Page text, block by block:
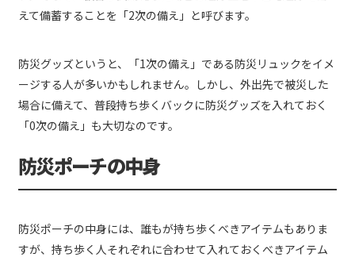
えて備蓄することを「2次の備え」と呼びます。
防災グッズというと、「1次の備え」である防災リュックをイメ
ージする人が多いかもしれません。しかし、外出先で被災した
場合に備えて、普段持ち歩くバックに防災グッズを入れておく
「0次の備え」も大切なのです。
防災ポーチの中身
防災ポーチの中身には、誰もが持ち歩くべきアイテムもありま
すが、持ち歩く人それぞれに合わせて入れておくべきアイテム